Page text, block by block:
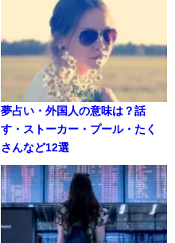
夢占い・外国人の意味は？話
す・ストーカー・プール・たく
さんなど12選